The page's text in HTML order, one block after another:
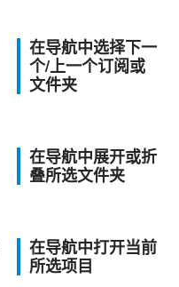
在导航中选择下一
个/上一个订阅或
文件夹
在导航中展开或折
叠所选文件夹
在导航中打开当前
所选项目